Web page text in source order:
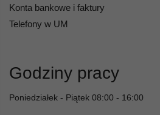
Konta bankowe i faktury
Telefony w UM
Godziny pracy
Poniedziałek - Piątek 08:00 - 16:00